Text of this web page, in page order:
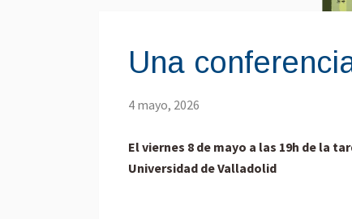
Una
4 mayo, 2026
El viernes 8 de mayo a las 19h de la
Universidad de Valladolid